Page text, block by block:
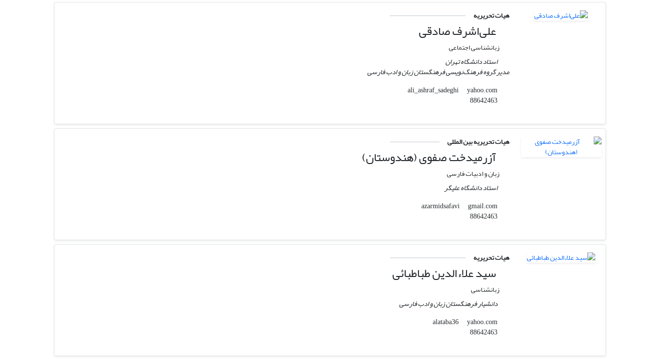
هیات تحریریه
علی‌اشرف صادقی
زبانشناسی اجتماعی
استاد دانشگاه تهران
مدیر گروه فرهنگ‌نویسی فرهنگستان زبان و ادب فارسی
yahoo.com
هیات تحریریه بین المللی
آزرمیدخت صفوی (هندوستان)
زبان و ادبیات فارسی
استاد دانشگاه علیگر
gmail.com
هیات تحریریه
سید علاءالدین طباطبائی
زبانشناسی
دانشیار فرهنگستان زبان و ادب فارسی
yahoo.com